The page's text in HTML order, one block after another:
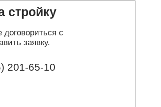
стройку
с
заявку.
201-65-10